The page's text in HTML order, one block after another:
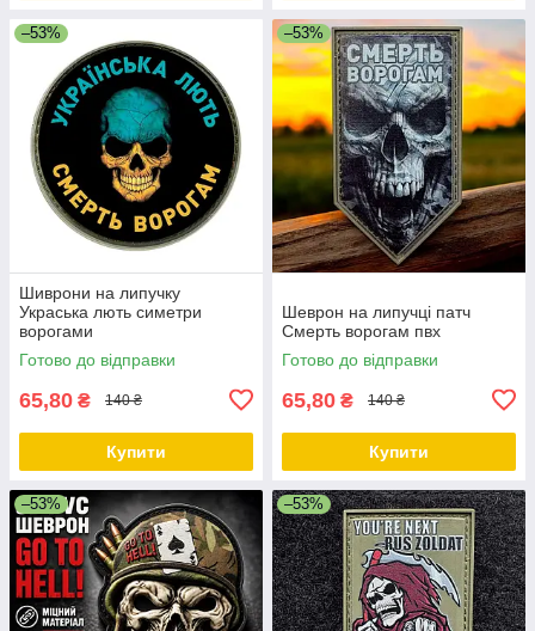
–53%
Шиврони на липучку
Украська лють симетри
ворогами
Готово до відправки
65,80 ₴ 140 ₴
Купити
–53%
Шеврон на липучці патч
Смерть ворогам пвх
Готово до відправки
65,80 ₴ 140 ₴
Купити
–53% –53%